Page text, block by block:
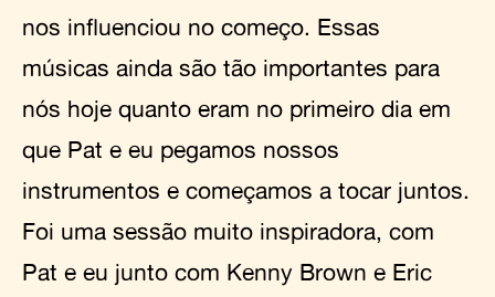
nos influenciou no começo. Essas
músicas ainda são tão importantes para
nós hoje quanto eram no primeiro dia em
que Pat e eu pegamos nossos
instrumentos e começamos a tocar juntos.
Foi uma sessão muito inspiradora, com
Pat e eu junto com Kenny Brown e Eric